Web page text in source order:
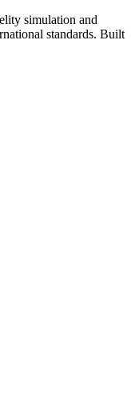
simulation and
standards. Built